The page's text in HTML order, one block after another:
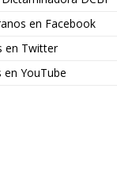
en Facebook
en Twitter
en YouTube